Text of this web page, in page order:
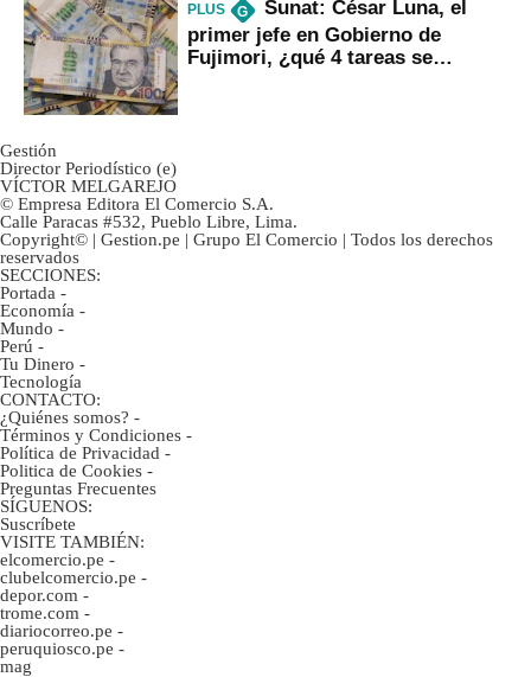
PLUS G
Sunat: César Luna, el
primer jefe en Gobierno de
Fujimori, ¿qué 4 tareas se
Gestión
Director Periodístico (e)
VÍCTOR MELGAREJO
© Empresa Editora El Comercio S.A.
Calle Paracas #532, Pueblo Libre, Lima.
Copyright© | Gestion.pe | Grupo El Comercio | Todos los derechos
reservados
SECCIONES:
Portada -
Economía -
Mundo -
Perú -
Tu Dinero -
Tecnología
CONTACTO:
¿Quiénes somos? -
Términos y Condiciones -
Política de Privacidad -
Politica de Cookies -
Preguntas Frecuentes
SÍGUENOS:
Suscríbete
VISITE TAMBIÉN:
elcomercio.pe -
clubelcomercio.pe -
depor.com -
trome.com -
diariocorreo.pe -
peruquiosco.pe -
mag